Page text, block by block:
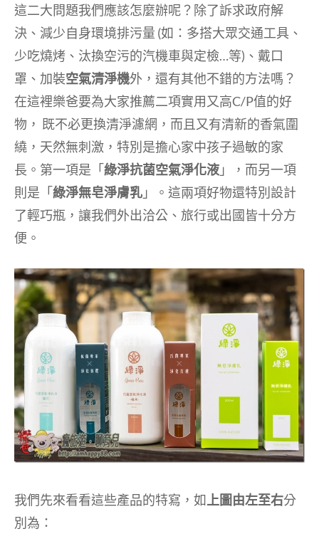
這二大問題我們應該怎麼辦呢？除了訴求政府解
決、減少自身環境排污量 (如：多搭大眾交通工具、
少吃燒烤、汰換空污的汽機車與定檢…等)、戴口
罩、加裝空氣清淨機外，還有其他不錯的方法嗎？
在這裡樂爸要為大家推薦二項實用又高C/P值的好
物， 既不必更換清淨濾網，而且又有清新的香氣圍
繞，天然無刺激，特別是擔心家中孩子過敏的家
長。第一項是「綠淨抗菌空氣淨化液 」，而另一項
則是「綠淨無皂淨膚乳 」。這兩項好物還特別設計
了輕巧瓶，讓我們外出洽公、旅行或出國皆十分方
便。
我們先來看看這些產品的特寫，如 上圖由左至右分
別為：